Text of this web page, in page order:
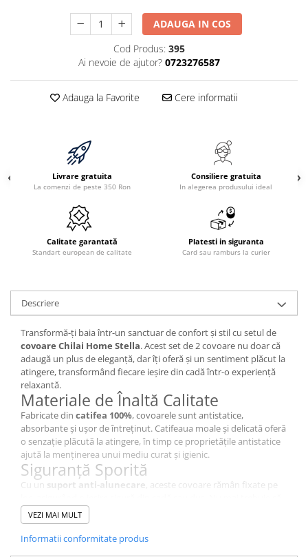
ADAUGA IN COS
Cod Produs: 395
Ai nevoie de ajutor? 0723276587
Adauga la Favorite Cere informatii
Livrare gratuita
La comenzi de peste 350 Ron
Consiliere gratuita
In alegerea produsului ideal
Calitate garantată
Standart european de calitate
Platesti in siguranta
Card sau ramburs la curier
Descriere
Transformă-ți baia într-un sanctuar de confort și stil cu setul de
covoare Chilai Home Stella. Acest set de 2 covoare nu doar că
adaugă un plus de eleganță, dar îți oferă și un sentiment plăcut la
atingere, transformând fiecare ieșire din cadă într-o experiență
relaxantă.
Materiale de Înaltă Calitate
Fabricate din catifea 100%, covoarele sunt antistatice,
absorbante și ușor de întreținut. Catifeaua moale și delicată oferă
o senzație plăcută la atingere, în timp ce proprietățile antistatice
ajută la menținerea unui mediu curat și igienic.
Siguranță Sporită
Cu un suport anti-alunecare
, aceste covoare rămân fixate pe
ți faci griji cu privire la alunecări accidentale - bucură-te de confort
și siguranță în același timp.
Confort Termic și Acustic
Covoarele de baie nu doar că oferă căldură și confort sub
VEZI MAI MULT
Informatii conformitate produs